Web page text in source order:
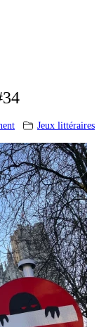
Jeux littéraires